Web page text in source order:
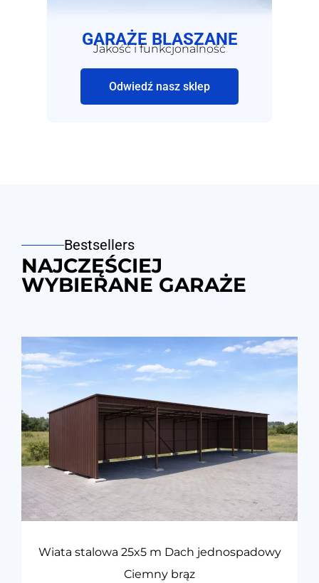
GARAŻE BLASZANE
Jakość i funkcjonalność
Odwiedź nasz sklep
Bestsellers
NAJCZĘŚCIEJ
WYBIERANE GARAŻE
Wiata stalowa 25x5 m Dach jednospadowy
Ciemny brąz